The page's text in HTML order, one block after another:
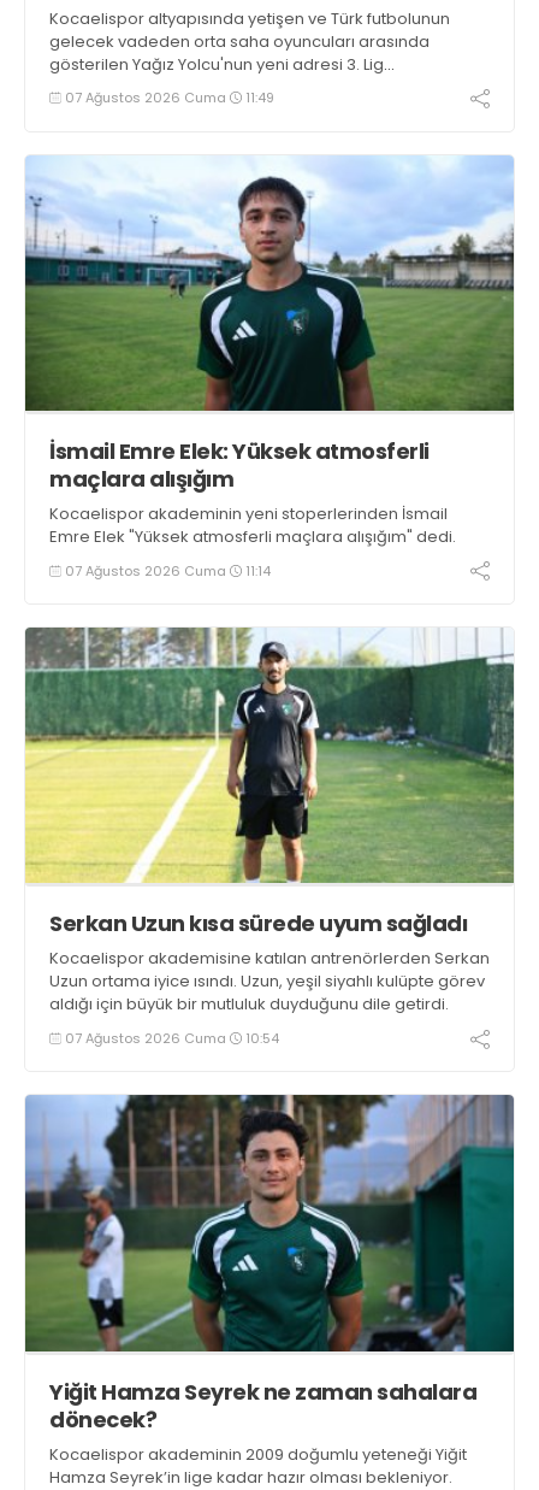
Kocaelispor altyapısında yetişen ve Türk futbolunun
gelecek vadeden orta saha oyuncuları arasında
gösterilen Yağız Yolcu'nun yeni adresi 3. Lig
takımlarından Bigaspor ile 1+1 yıllık anlaşma sağladı.
07 Ağustos 2026 Cuma 11:49
İsmail Emre Elek: Yüksek atmosferli
maçlara alışığım
Kocaelispor akademinin yeni stoperlerinden İsmail
Emre Elek "Yüksek atmosferli maçlara alışığım" dedi.
07 Ağustos 2026 Cuma 11:14
Serkan Uzun kısa sürede uyum sağladı
Kocaelispor akademisine katılan antrenörlerden Serkan
Uzun ortama iyice ısındı. Uzun, yeşil siyahlı kulüpte görev
aldığı için büyük bir mutluluk duyduğunu dile getirdi.
07 Ağustos 2026 Cuma 10:54
Yiğit Hamza Seyrek ne zaman sahalara
dönecek?
Kocaelispor akademinin 2009 doğumlu yeteneği Yiğit
Hamza Seyrek’in lige kadar hazır olması bekleniyor.